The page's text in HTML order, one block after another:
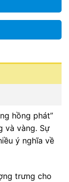
hồng phát”
và vàng. Sự
ý nghĩa về
trưng cho